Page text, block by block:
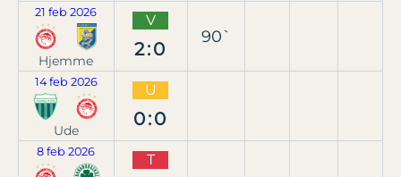
21 feb 2026
Hjemme
V
2:0
90`
14 feb 2026
Ude
U
0:0
8 feb 2026 T